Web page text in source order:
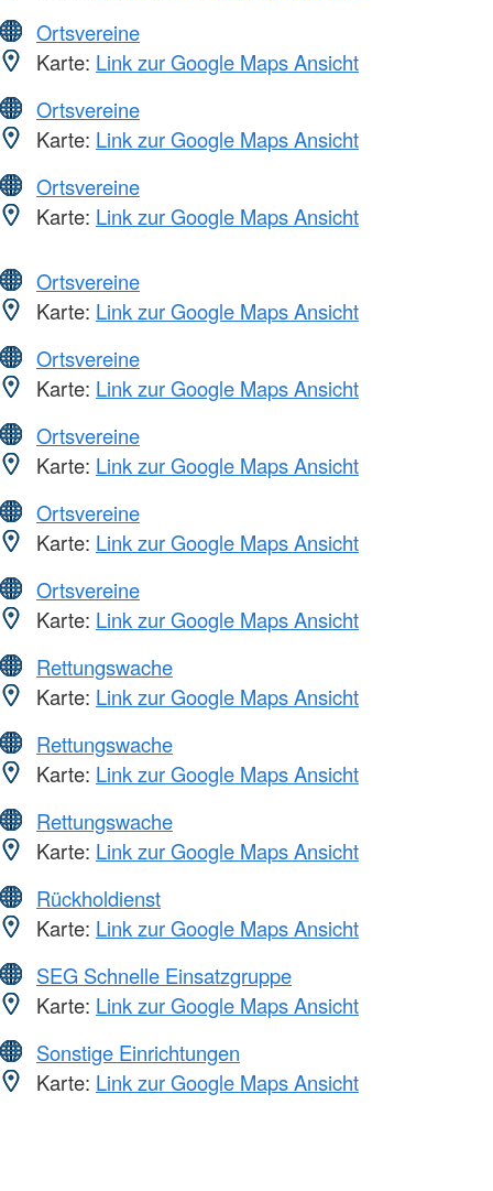
Ortsvereine
Karte: Link zur Google Maps Ansicht
Ortsvereine
Karte: Link zur Google Maps Ansicht
Ortsvereine
Karte: Link zur Google Maps Ansicht
Ortsvereine
Karte: Link zur Google Maps Ansicht
Ortsvereine
Karte: Link zur Google Maps Ansicht
Ortsvereine
Karte: Link zur Google Maps Ansicht
Ortsvereine
Karte: Link zur Google Maps Ansicht
Ortsvereine
Karte: Link zur Google Maps Ansicht
Rettungswache
Karte: Link zur Google Maps Ansicht
Rettungswache
Karte: Link zur Google Maps Ansicht
Rettungswache
Karte: Link zur Google Maps Ansicht
Rückholdienst
Karte: Link zur Google Maps Ansicht
SEG Schnelle Einsatzgruppe
Karte: Link zur Google Maps Ansicht
Sonstige Einrichtungen
Karte: Link zur Google Maps Ansicht